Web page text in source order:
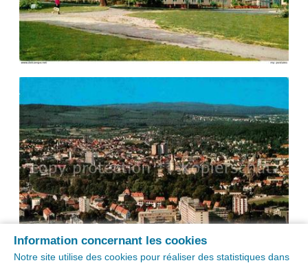
Information concernant les cookies
Notre site utilise des cookies pour réaliser des statistiques dans